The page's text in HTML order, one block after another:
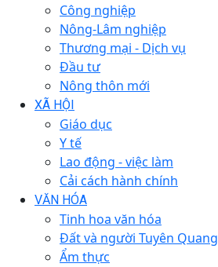
Công nghiệp
Nông-Lâm nghiệp
Thương mại - Dịch vụ
Đầu tư
Nông thôn mới
XÃ HỘI
Giáo dục
Y tế
Lao động - việc làm
Cải cách hành chính
VĂN HÓA
Tinh hoa văn hóa
Đất và người Tuyên Quang
Ẩm thực